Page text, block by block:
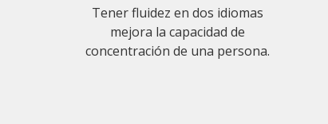
Tener fluidez en dos idiomas
mejora la capacidad de
concentración de una persona.